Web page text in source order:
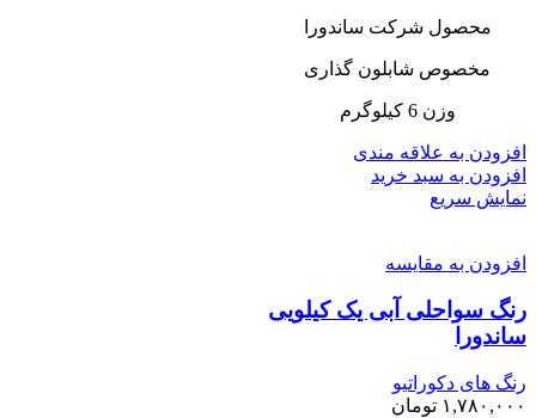
محصول شرکت ساندورا
مخصوص شابلون گذاری
وزن 6 کیلوگرم
افزودن به علاقه مندی
افزودن به سبد خرید
نمایش سریع
افزودن به مقایسه
رنگ سواحلی آبی یک کیلویی
ساندورا
رنگ های دکوراتیو
۱,۷۸۰,۰۰۰ تومان